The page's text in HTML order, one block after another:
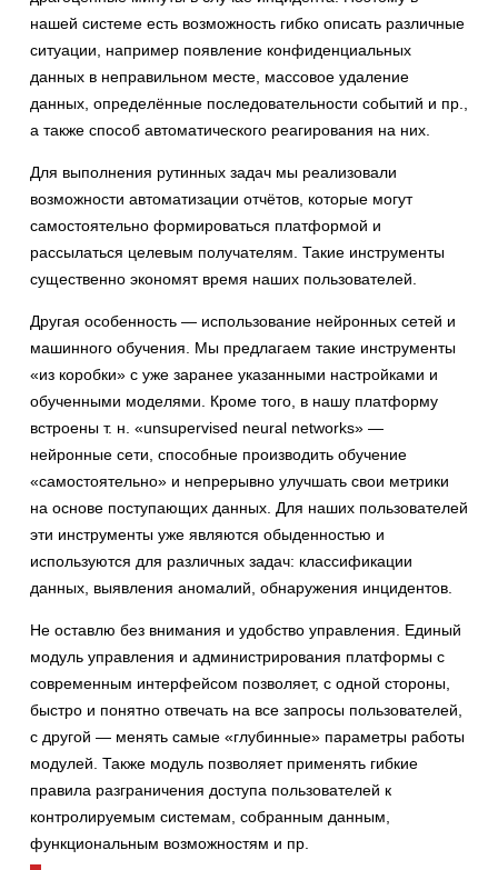
нашей системе есть возможность гибко описать различные
ситуации, например появление конфиденциальных
данных в неправильном месте, массовое удаление
данных, определённые последовательности событий и пр.,
а также способ автоматического реагирования на них.
Для выполнения рутинных задач мы реализовали
возможности автоматизации отчётов, которые могут
самостоятельно формироваться платформой и
рассылаться целевым получателям. Такие инструменты
существенно экономят время наших пользователей.
Другая особенность — использование нейронных сетей и
машинного обучения. Мы предлагаем такие инструменты
«из коробки» с уже заранее указанными настройками и
обученными моделями. Кроме того, в нашу платформу
встроены т. н. «unsupervised neural networks» —
нейронные сети, способные производить обучение
«самостоятельно» и непрерывно улучшать свои метрики
на основе поступающих данных. Для наших пользователей
эти инструменты уже являются обыденностью и
используются для различных задач: классификации
данных, выявления аномалий, обнаружения инцидентов.
Не оставлю без внимания и удобство управления. Единый
модуль управления и администрирования платформы с
современным интерфейсом позволяет, с одной стороны,
быстро и понятно отвечать на все запросы пользователей,
с другой — менять самые «глубинные» параметры работы
модулей. Также модуль позволяет применять гибкие
правила разграничения доступа пользователей к
контролируемым системам, собранным данным,
функциональным возможностям и пр.